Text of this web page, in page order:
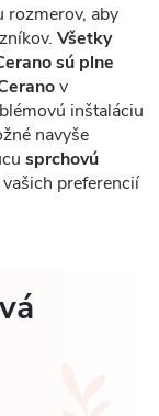
rozmerov, aby
Všetky
sú plne
v
inštaláciu
navyše
sprchovú
preferencií